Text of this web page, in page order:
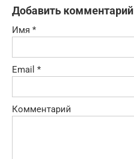
Добавить комментарий
Имя *
Email *
Комментарий